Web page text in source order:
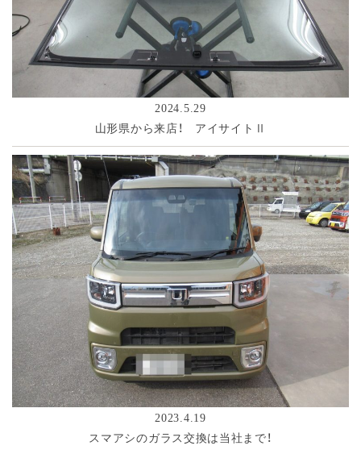
2024.5.29
山形県から来店！ アイサイトⅡ
2023.4.19
スマアシのガラス交換は当社まで！